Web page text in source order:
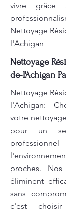
vivre grâce
Nettoyage
l'Achigan
Nettoyage
de-l'Achigan
Nettoyage
l'Achigan:
votre
pour un
proches.
éliminent
sans
c'est